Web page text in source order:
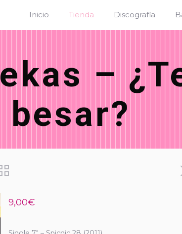
Inicio Tienda Discografía
–
besar?
9,00€